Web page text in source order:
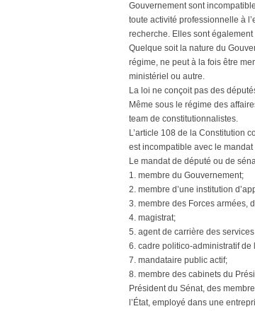
Gouvernement sont
toute activité professionnelle à
recherche. Elles sont
Quelque soit la nature du
régime, ne peut à la fois être
ministériel ou autre.
La loi ne conçoit pas des
Même sous le régime des
team de constitutionnalistes.
L’article 108 de la Constitution
est incompatible avec le
Le mandat de député ou de
1. membre du Gouvernement;
2. membre d’une institution
3. membre des Forces armées,
4. magistrat;
5. agent de carrière des
6. cadre politico-administratif de
7. mandataire public actif;
8. membre des cabinets du
Président du Sénat, des
l’État, employé dans une